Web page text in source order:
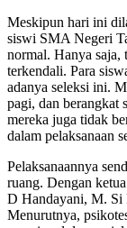
Meskipun hari ini
siswi SMA Negeri
normal. Hanya saja,
terkendali. Para
adanya seleksi ini.
pagi, dan berangkat
mereka juga tidak
dalam pelaksanaan
Pelaksanaannya
ruang. Dengan
D Handayani, M. Si
Menurutnya,